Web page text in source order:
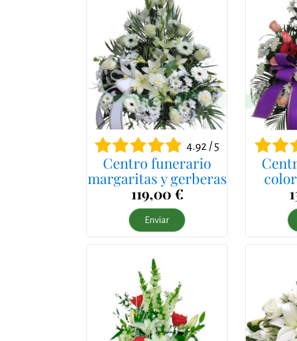
4.92 / 5
Centro funerario
margaritas y gerberas
119,00 €
Enviar